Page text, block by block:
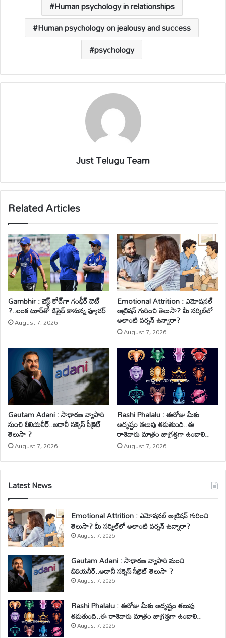
k k
Human psychology in relationships
Human psychology on jealousy and success
psychology
Just Telugu Team
Related Articles
Gambhir : టెస్ట్ కోచ్‌గా గంభీర్ ఔట్
?..లంక టూర్‌తో డిసైడ్ కానున్న ఫ్యూచర్
August 7, 2026
Emotional Attrition : ఎమోషనల్
అట్రిషన్ గురించి తెలుసా? మీ సర్కిల్‌లో
అలాంటి పర్సన్ ఉన్నారా?
August 7, 2026
Gautam Adani : సాధారణ వ్యాపారి
నుంచి బిలియనీర్..అదానీ సక్సెస్ సీక్రెట్
తెలుసా ?
August 7, 2026
Rashi Phalalu : ఈరోజు మీకు
అదృష్టం తలుపు తడుతుంది..ఈ
రాశివారు మాత్రం జాగ్రత్తగా ఉండాలి..
August 7, 2026
Latest News
Emotional Attrition : ఎమోషనల్ అట్రిషన్ గురించి
తెలుసా? మీ సర్కిల్‌లో అలాంటి పర్సన్ ఉన్నారా?
August 7, 2026
Gautam Adani : సాధారణ వ్యాపారి నుంచి
బిలియనీర్..అదానీ సక్సెస్ సీక్రెట్ తెలుసా ?
August 7, 2026
Rashi Phalalu : ఈరోజు మీకు అదృష్టం తలుపు
తడుతుంది..ఈ రాశివారు మాత్రం జాగ్రత్తగా ఉండాలి..
August 7, 2026